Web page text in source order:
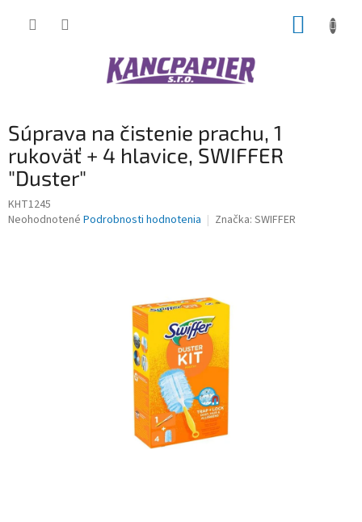
Súprava na čistenie prachu, 1
rukoväť + 4 hlavice, SWIFFER
"Duster"
KHT1245
Priemerné
Neohodnotené Podrobnosti hodnotenia Značka: SWIFFER